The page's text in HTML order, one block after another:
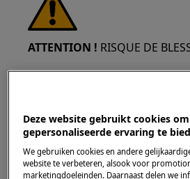
ATTENTION ! RISQUE DE
Portez des lunettes de
des travaux de maintenance
impliquant des ressorts.
Deze website gebruikt cookies
gepersonaliseerde ervaring te
We gebruiken cookies en andere
website te verbeteren, alsook voor
marketingdoeleinden. Daarnaast delen we